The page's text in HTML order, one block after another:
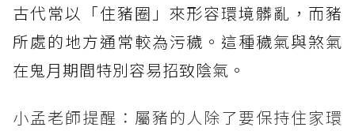
古代常以「住豬圈」來形容環境髒亂，而豬
所處的地方通常較為污穢。這種穢氣與煞氣
在鬼月期間特別容易招致陰氣。
小孟老師提醒：屬豬的人除了要保持住家環